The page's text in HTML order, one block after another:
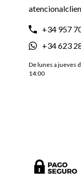
+34 957
+34 623
De lunes a jueves
14:00